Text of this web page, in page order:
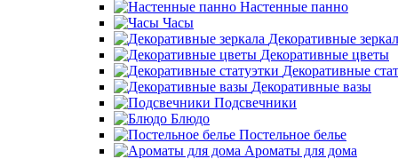
Настенные панно
Часы
Декоративные
Декоративные цветы
Декоративные
Декоративные вазы
Подсвечники
Блюдо
Постельное белье
Ароматы для дома